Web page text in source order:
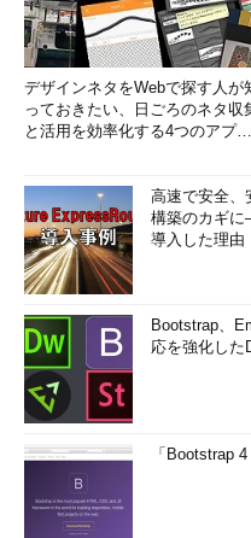
デザインネタをWebで探す人が
っておきたい、日ごろのネタ収
と活用を効率化する4つのアプリ
高速で安全、
構築のカギ
導入した理由
Bootstrap、
応を強化した
「Bootstrap